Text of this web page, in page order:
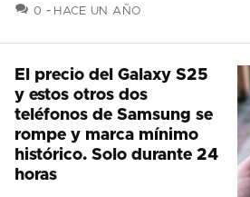
0 COMENTARIOS
HACE UN AÑO
El precio del Galaxy S25
y estos otros dos
teléfonos de Samsung se
rompe y marca mínimo
histórico. Solo durante 24
horas